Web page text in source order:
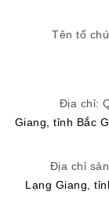
Tên tổ
Địa chỉ:
Giang ,tỉnh Bắc
Địa chỉ
L ạng Giang